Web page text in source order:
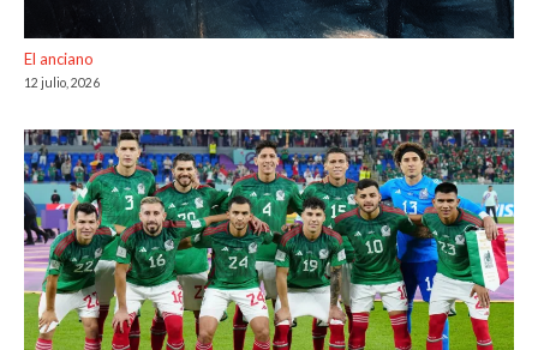
El anciano
12 julio, 2026